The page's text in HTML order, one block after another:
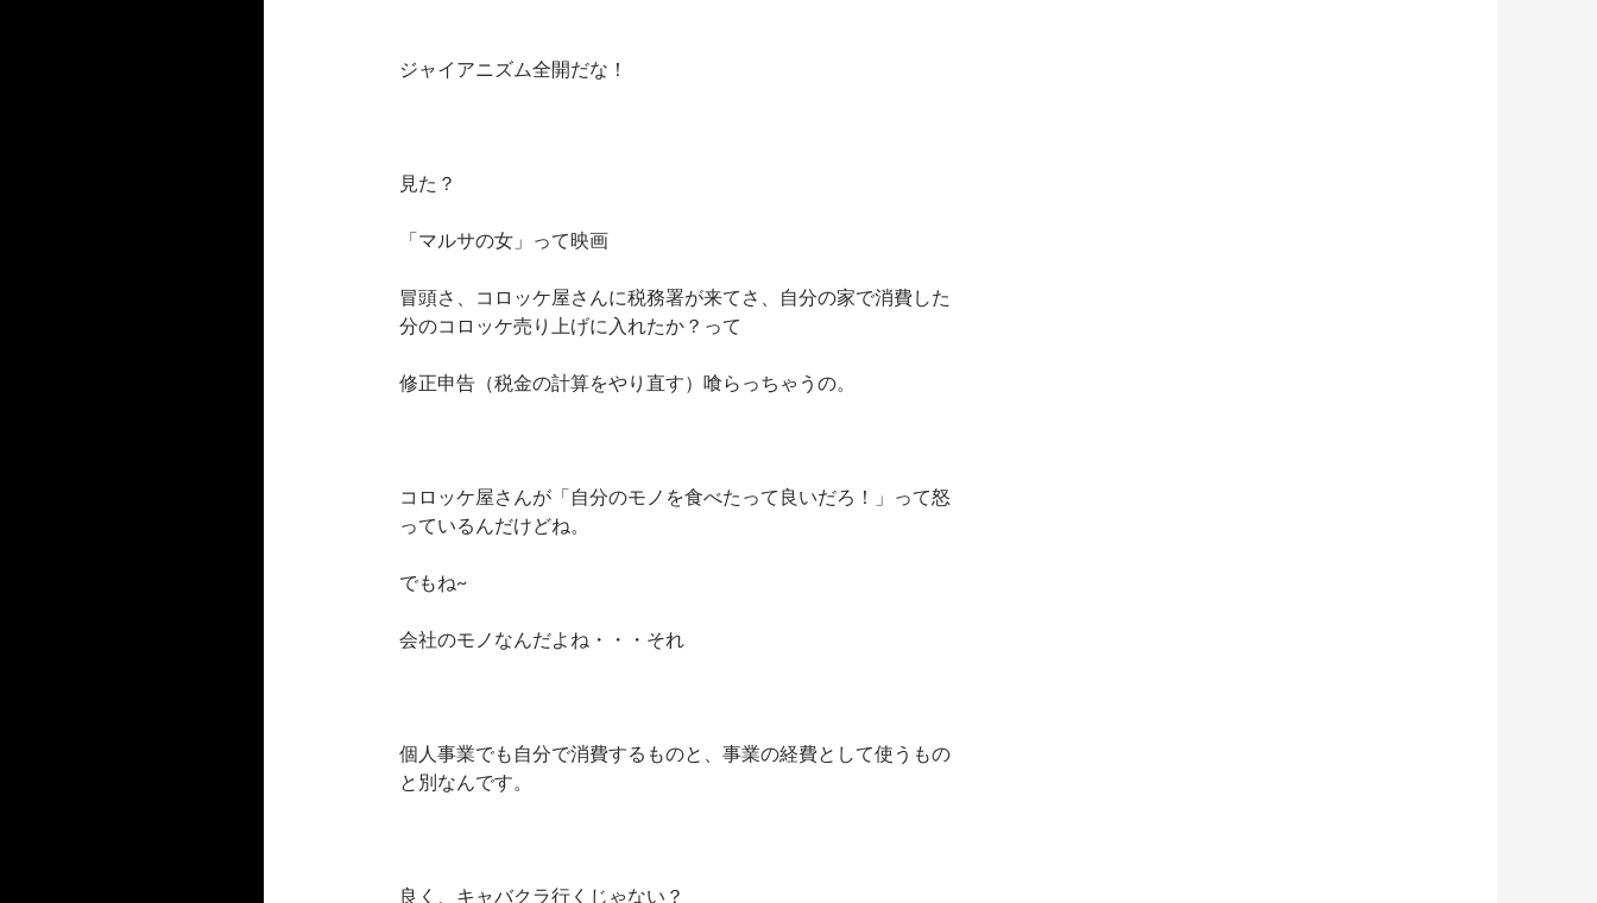
ジャイアニズム全開だな！
見た？
「マルサの女」って映画
冒頭さ、コロッケ屋さんに税務署が来てさ、自分の家で消費した
分のコロッケ売り上げに入れたか？って
修正申告（税金の計算をやり直す）喰らっちゃうの。
コロッケ屋さんが「自分のモノを食べたって良いだろ！」って怒
っているんだけどね。
でもね~
会社のモノなんだよね・・・それ
個人事業でも自分で消費するものと、事業の経費として使うもの
と別なんです。
良く、キャバクラ行くじゃない？